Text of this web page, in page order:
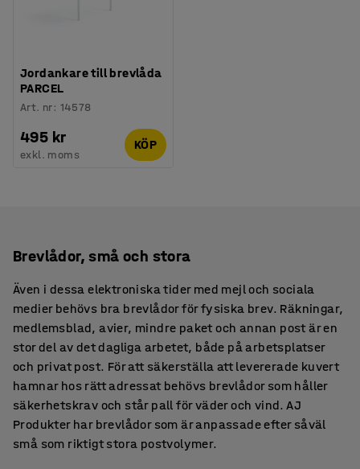
Jordankare till brevlåda
PARCEL
Art. nr: 14578
495 kr
exkl. moms
KÖP
Brevlådor, små och stora
Även i dessa elektroniska tider med mejl och sociala
medier behövs bra brevlådor för fysiska brev. Räkningar,
medlemsblad, avier, mindre paket och annan post är en
stor del av det dagliga arbetet, både på arbetsplatser
och privat post. För att säkerställa att levererade kuvert
hamnar hos rätt adressat behövs brevlådor som håller
säkerhetskrav och står pall för väder och vind. AJ
Produkter har brevlådor som är anpassade efter såväl
små som riktigt stora postvolymer.